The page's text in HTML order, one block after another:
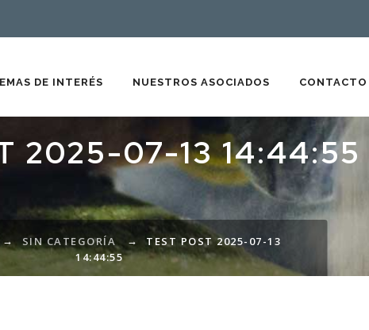
DE INTERÉS NUESTROS ASOCIADOS CONTACTO
2025-07-13 14:44:55
SIN CATEGORÍA → TEST POST 2025-07-13
14:44:55